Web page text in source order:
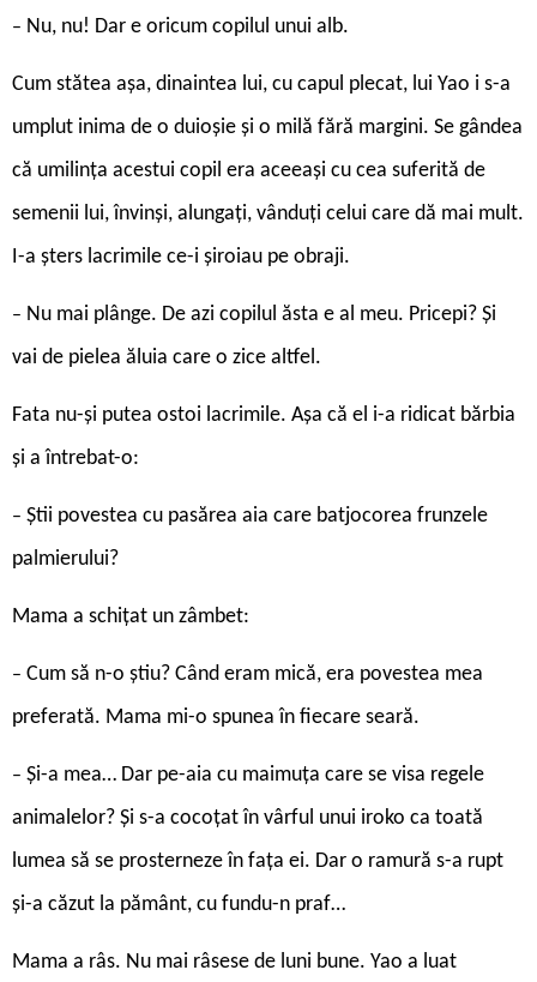
– Nu, nu! Dar e oricum copilul unui alb.
Cum stătea aşa, dinaintea lui, cu capul plecat, lui Yao i s-a
umplut inima de o duioşie şi o milă fără margini. Se gândea
că umilinţa acestui copil era aceeaşi cu cea suferită de
semenii lui, învinşi, alungaţi, vânduţi celui care dă mai mult.
I-a şters lacrimile ce-i şiroiau pe obraji.
– Nu mai plânge. De azi copilul ăsta e al meu. Pricepi? Și
vai de pielea ăluia care o zice altfel.
Fata nu-şi putea ostoi lacrimile. Aşa că el i-a ridicat bărbia
şi a întrebat-o:
– Știi povestea cu pasărea aia care batjocorea frunzele
palmierului?
Mama a schiţat un zâmbet:
– Cum să n-o ştiu? Când eram mică, era povestea mea
preferată. Mama mi-o spunea în fiecare seară.
– Și-a mea… Dar pe-aia cu maimuţa care se visa regele
animalelor? Și s-a cocoţat în vârful unui iroko ca toată
lumea să se prosterneze în faţa ei. Dar o ramură s-a rupt
şi-a căzut la pământ, cu fundu-n praf…
Mama a râs. Nu mai râsese de luni bune. Yao a luat